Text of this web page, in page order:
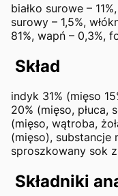
białko surowe –
surowy – 1,5%,
81%, wapń – 0,3%,
Skład
indyk 31% (mięso
20% (mięso, płuca,
(mięso, wątroba,
(mięso), substancje
sproszkowany sok
Składniki